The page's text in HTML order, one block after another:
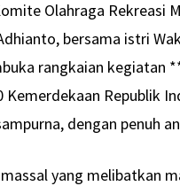
Olahraga Rekreasi
bersama istri
rangkaian kegiatan
Republik
dengan penuh
yang melibatkan